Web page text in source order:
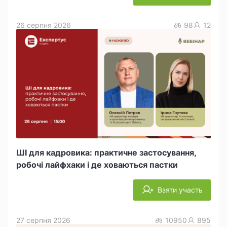
ШІ для кадровика: практичне застосування,
робочі лайфхаки і де ховаються пастки
26 серпня 2026 98 12
Взяти участь
27 серпня 2026 10950 895